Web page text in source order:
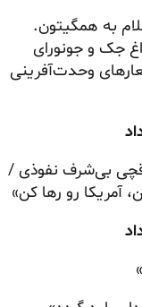
به همگیتون.
جک و جونورای
وحدت‌آفرینی
بی‌شرف نفوذی /
آمریکا رو رها کن»